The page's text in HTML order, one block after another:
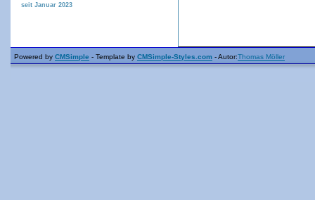
seit Januar 2023
Powered by CMSimple - Template by CMSimple-Styles.com - Autor:Thomas Möller